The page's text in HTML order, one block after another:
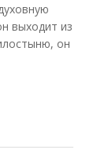
выходит из
он